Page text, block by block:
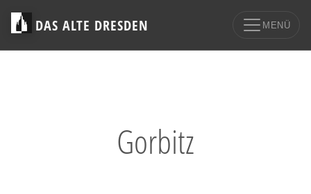
DAS ALTE DRESDEN MENÜ
Gorbitz